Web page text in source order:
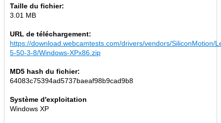
Taille du fichier:
3.01 MB
URL de téléchargement:
https://download.webcamtests.com/drivers/vendors/SiliconMotion/
5-50-3-8/Windows-XPx86.zip
MD5 hash du fichier:
64083c75394ad5737baeaf98b9cad9b8
Système d'exploitation
Windows XP